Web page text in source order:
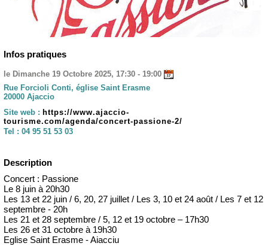
Infos pratiques
le Dimanche 19 Octobre 2025, 17:30 - 19:00
Rue Forcioli Conti, église Saint Erasme
20000 Ajaccio
Site web : https://www.ajaccio-
tourisme.com/agenda/concert-passione-2/
Tel : 04 95 51 53 03
Description
Concert : Passione
Le 8 juin à 20h30
Les 13 et 22 juin / 6, 20, 27 juillet / Les 3, 10 et 24 août / Les 7 et 12
septembre - 20h
Les 21 et 28 septembre / 5, 12 et 19 octobre – 17h30
Les 26 et 31 octobre à 19h30
Eglise Saint Erasme - Aiacciu